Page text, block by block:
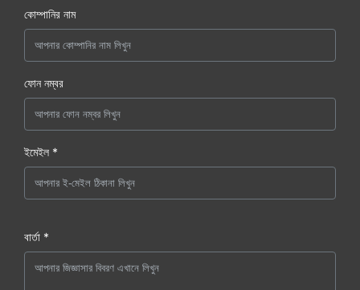
কোম্পানির নাম
ফোন নম্বর
ইমেইল *
বার্তা *